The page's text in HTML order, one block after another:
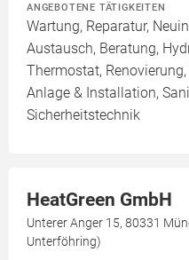
ANGEBOTENE TÄTIGKEITEN
Wartung, Reparatur,
Austausch, Beratung,
Thermostat,
Anlage & Installation,
Sicherheitstechnik
HeatGreen GmbH
Unterer Anger 15, 80331
Unterföhring)